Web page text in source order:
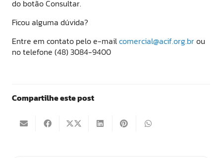
do botão Consultar.
Ficou alguma dúvida?
Entre em contato pelo e-mailcomercial@acif.org.brou
no telefone (48) 3084-9400
Compartilhe este post